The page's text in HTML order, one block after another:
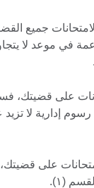
جميع
في موعد لا
على قضيتك،
على
(۱).